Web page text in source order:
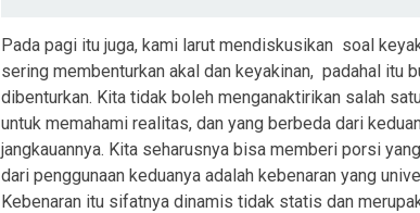
Pada pagi itu juga, kami larut mendiskusikan soal
sering membenturkan akal dan keyakinan, padahal itu
dibenturkan. Kita tidak boleh menganaktirikan salah
untuk memahami realitas, dan yang berbeda dari
jangkauannya. Kita seharusnya bisa memberi porsi
dari penggunaan keduanya adalah kebenaran yang
Kebenaran itu sifatnya dinamis tidak statis dan